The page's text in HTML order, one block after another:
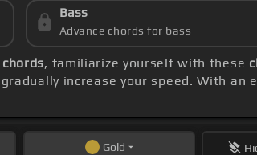
Bass
Advance chords for bass
, familiarize yourself with these
increase your speed. With an
Gold